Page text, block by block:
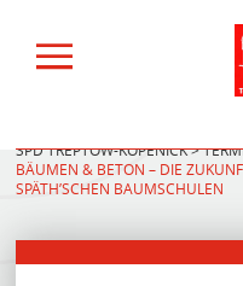
BERLINER
SPD TREPTOW-KÖPENICK>
BÄUMEN & BETON – DIE
SPÄTH’SCHEN BAUMSCHULEN